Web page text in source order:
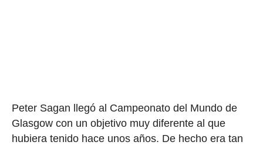
Peter Sagan llegó al Campeonato del Mundo de
Glasgow con un objetivo muy diferente al que
hubiera tenido hace unos años. De hecho era tan